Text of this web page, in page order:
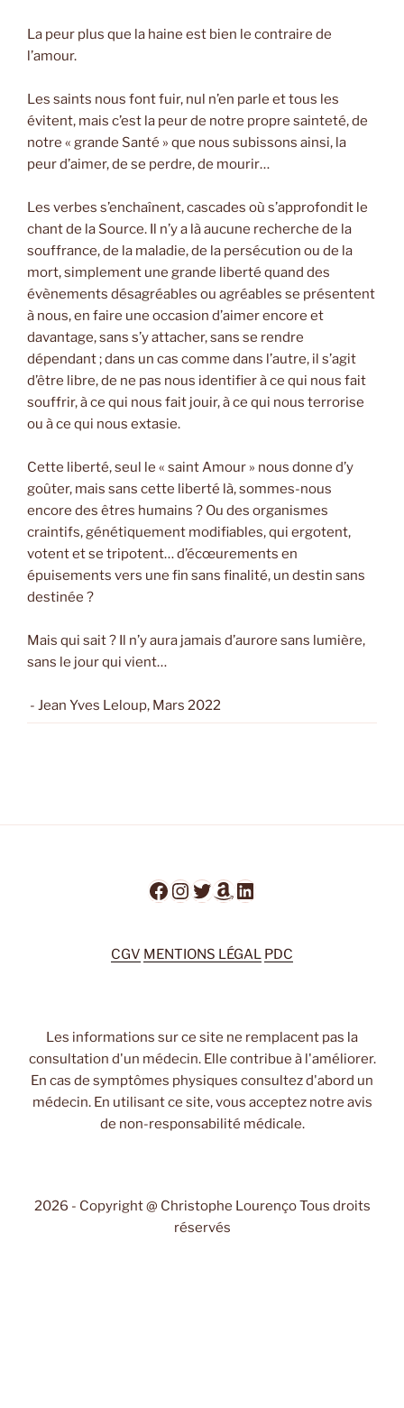
La peur plus que la haine est bien le contraire de
l’amour.
Les saints nous font fuir, nul n’en parle et tous les
évitent, mais c’est la peur de notre propre sainteté, de
notre « grande Santé » que nous subissons ainsi, la
peur d’aimer, de se perdre, de mourir…
Les verbes s’enchaînent, cascades où s’approfondit le
chant de la Source. Il n’y a là aucune recherche de la
souffrance, de la maladie, de la persécution ou de la
mort, simplement une grande liberté quand des
évènements désagréables ou agréables se présentent
à nous, en faire une occasion d’aimer encore et
davantage, sans s’y attacher, sans se rendre
dépendant ; dans un cas comme dans l’autre, il s’agit
d’être libre, de ne pas nous identifier à ce qui nous fait
souffrir, à ce qui nous fait jouir, à ce qui nous terrorise
ou à ce qui nous extasie.
Cette liberté, seul le « saint Amour » nous donne d’y
goûter, mais sans cette liberté là, sommes-nous
encore des êtres humains ? Ou des organismes
craintifs, génétiquement modifiables, qui ergotent,
votent et se tripotent… d’écœurements en
épuisements vers une fin sans finalité, un destin sans
destinée ?
Mais qui sait ? Il n’y aura jamais d’aurore sans lumière,
sans le jour qui vient…
- Jean Yves Leloup, Mars 2022
Facebook
Instagram
Twitter
Amazon
LinkedIn
CGV MENTIONS LÉGAL PDC
Les informations sur ce site ne remplacent pas la
consultation d'un médecin. Elle contribue à l'améliorer.
En cas de symptômes physiques consultez d'abord un
médecin. En utilisant ce site, vous acceptez notre avis
de non-responsabilité médicale.
2026 - Copyright @ Christophe Lourenço Tous droits
réservés